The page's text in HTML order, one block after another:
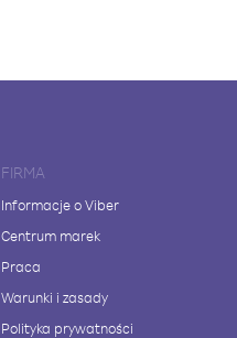
FIRMA
Informacje o Viber
Centrum marek
Praca
Warunki i zasady
Polityka prywatności